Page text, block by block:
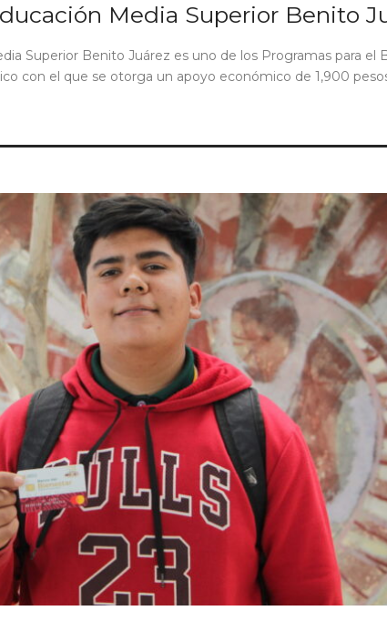
Media Superior Benito
Superior Benito Juárez es uno de los Programas para el
con el que se otorga un apoyo económico de 1,900